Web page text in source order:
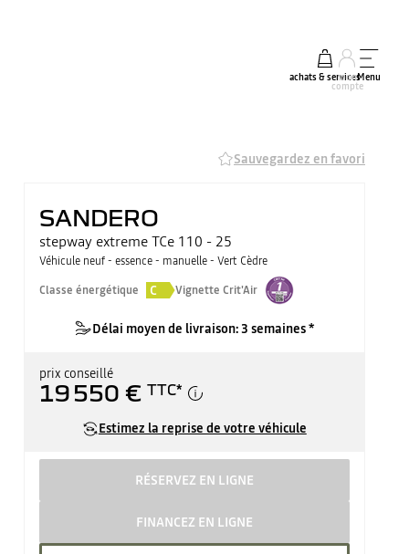
achats & services
mon
compte
Menu
Sauvegardez en favori
SANDERO
stepway extreme TCe 110 - 25
Véhicule neuf - essence - manuelle - Vert Cèdre
Classe énergétique
C Vignette Crit'Air
Délai moyen de livraison: 3 semaines *
prix conseillé
19 550 € TTC*
Estimez la reprise de votre véhicule
RÉSERVEZ EN LIGNE
FINANCEZ EN LIGNE